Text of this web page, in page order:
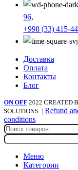
96,
+998 (33) 415-
Доставка
Оплата
Контакты
Блог
ON OFF 2022 CREATED
SOLUTIONS. | Refund
conditions
Меню
Категории